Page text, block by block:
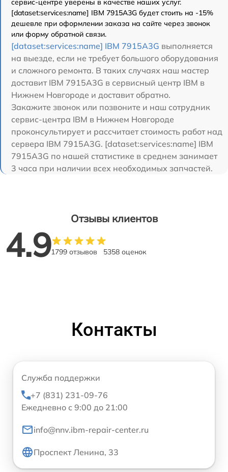
сервис-центре уверены в качестве наших услуг.
[dataset:services:name] IBM 7915A3G будет стоить на -15%
дешевле при оформлении заказа на сайте через звонок
или форму обратной связи.
[dataset:services:name] IBM 7915A3G выполняется
на выезде, если не требует большого оборудования
и сложного ремонта. В таких случаях наш мастер
доставит IBM 7915A3G в сервисный центр IBM в
Нижнем Новгороде и доставит обратно.
Закажите звонок или позвоните и наш сотрудник
сервис-центра IBM в Нижнем Новгороде
проконсультирует и рассчитает стоимость работ над
сервера IBM 7915A3G. [dataset:services:name] IBM
7915A3G по нашей статистике в среднем занимает
3 часа при наличии всех необходимых запчастей.
Отзывы клиентов
4.91799 отзывов 5358 оценок
Контакты
Служба поддержки
+7 (831) 231-09-76
Ежедневно с 9:00 до 21:00
info@nnv.ibm-repair-center.ru
Проспект Ленина, 33